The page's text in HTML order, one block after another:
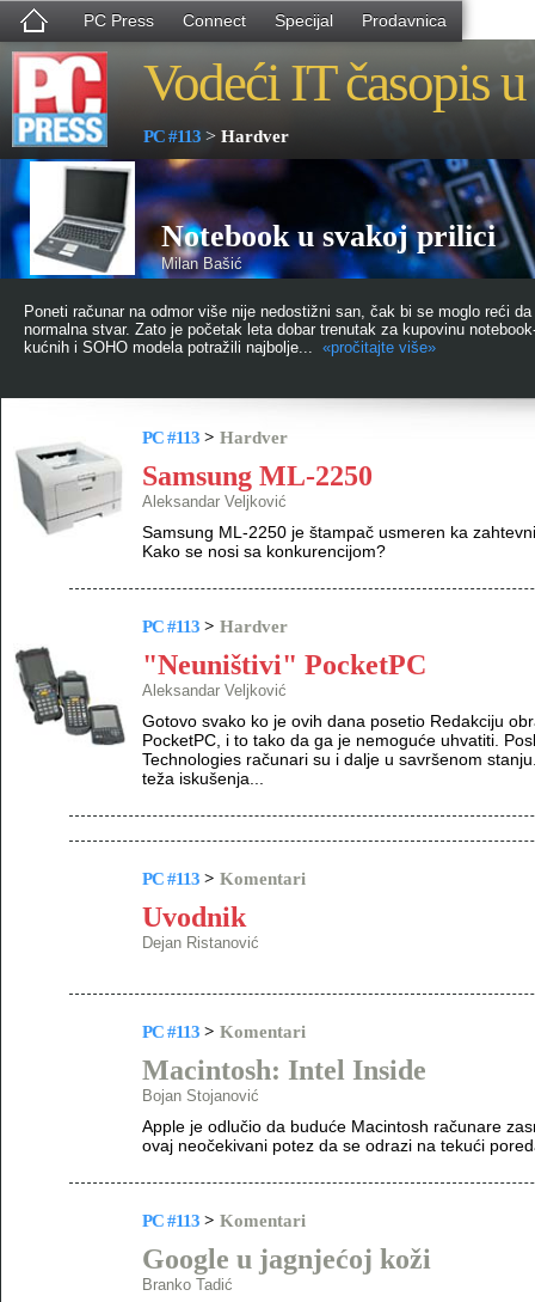
PC Press Connect Specijal Prodavnica
Vodeći IT časopis
PC #113 > Hardver
Notebook u svakoj prilici
Milan Bašić
Poneti računar na odmor više nije nedostižni san, čak bi se moglo reći
normalna stvar. Zato je početak leta dobar trenutak za kupovinu
kućnih i SOHO modela potražili najbolje... «pročitajte više»
PC #113 > Hardver
Samsung ML-2250
Aleksandar Veljković
Samsung ML-2250 je štampač usmeren ka
Kako se nosi sa konkurencijom?
PC #113 > Hardver
"Neuništivi" PocketPC
Aleksandar Veljković
Gotovo svako ko je ovih dana posetio Redakciju
PocketPC, i to tako da ga je nemoguće uhvatiti.
Technologies računari su i dalje u savršenom
teža iskušenja...
PC #113 > Komentari
Uvodnik
Dejan Ristanović
PC #113 > Komentari
Macintosh: Intel Inside
Bojan Stojanović
Apple je odlučio da buduće Macintosh računare
ovaj neočekivani potez da se odrazi na tekući
PC #113 > Komentari
Google u jagnjećoj koži
Branko Tadić